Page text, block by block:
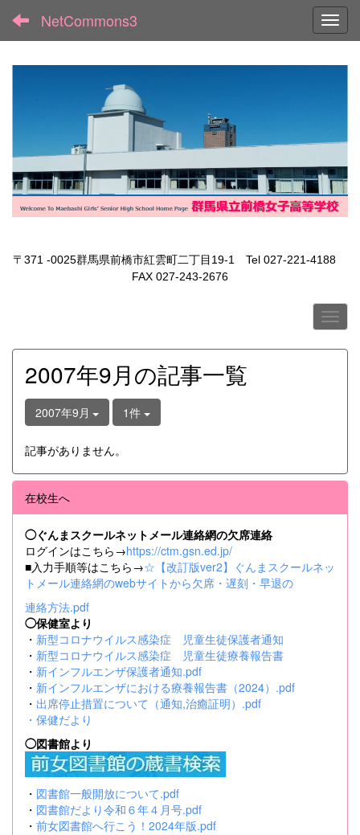
NetCommons3
〒371 -0025群馬県前橋市紅雲町二丁目19-1 Tel 027-221-4188
FAX 027-243-2676
2007年9月の記事一覧
2007年9月 1件
記事がありません。
在校生へ
◯ぐんまスクールネットメール連絡網の欠席連絡
ログインはこちら→https://ctm.gsn.ed.jp/
■入力手順等はこちら→☆【改訂版ver2】ぐんまスクールネッ
トメール連絡網のwebサイトから欠席・遅刻・早退の
連絡方法.pdf
◯保健室より
・ 新型コロナウイルス感染症 児童生徒保護者通知
・ 新型コロナウイルス感染症 児童生徒療養報告書
・ 新インフルエンザ保護者通知.pdf
・ 新インフルエンザにおける療養報告書（2024）.pdf
・ 出席停止措置について（通知,治癒証明）.pdf
・ 保健だより
◯図書館より
・ 図書館一般開放について.pdf
・ 図書館だより令和６年４月号.pdf
・ 前女図書館へ行こう！2024年版.pdf